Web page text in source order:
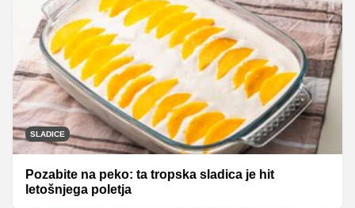
SLADICE
Pozabite na peko: ta tropska sladica je hit
letošnjega poletja